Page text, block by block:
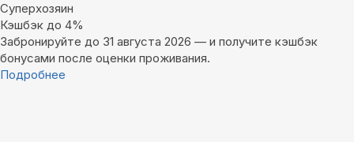
Суперхозяин
Кэшбэк до 4%
Забронируйте до 31 августа 2026 — и получите кэшбэк
бонусами после оценки проживания.
Подробнее